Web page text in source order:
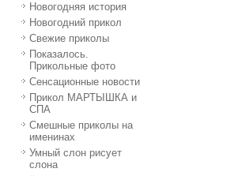
Новогодняя история
Новогодний прикол
Свежие приколы
Показалось.
Прикольные фото
Сенсационные новости
Прикол МАРТЫШКА и
СПА
Смешные приколы на
именинах
Умный слон рисует
слона